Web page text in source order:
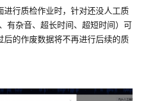
进行质检作业时，针对还没人工质
有杂音、超长时间、超短时间）可
后的作废数据将不再进行后续的质